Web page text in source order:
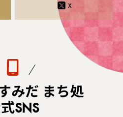
X
みだ まち処
SNS